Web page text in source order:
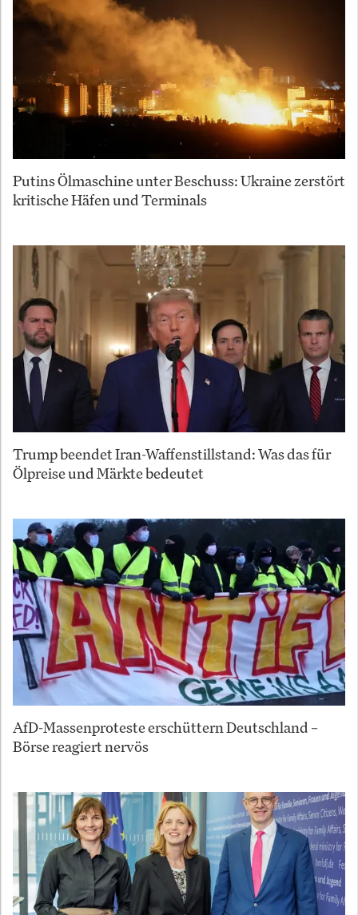
Putins Ölmaschine unter Beschuss: Ukraine zerstört
kritische Häfen und Terminals
Trump beendet Iran-Waffenstillstand: Was das für
Ölpreise und Märkte bedeutet
AfD-Massenproteste erschüttern Deutschland –
Börse reagiert nervös